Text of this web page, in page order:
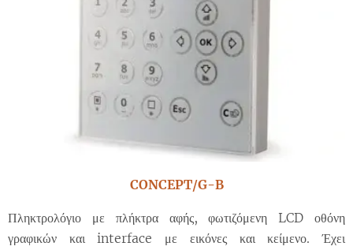
CONCEPT/G-B
Πληκτρολόγιο με πλήκτρα αφής, φωτιζόμενη LCD οθόνη
γραφικών και interface με εικόνες και κείμενο. Έχει